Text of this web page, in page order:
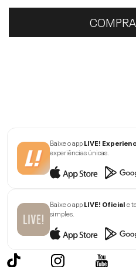
Baixe o appLIVE!
experiências únicas.
Baixe o appLIVE! Oficiale
simples.